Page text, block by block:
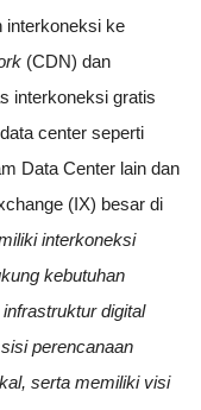
interkoneksi ke
(CDN) dan
interkoneksi gratis
center seperti
Data Center lain dan
(IX) besar di
interkoneksi
kebutuhan
digital
perencanaan
serta memiliki visi